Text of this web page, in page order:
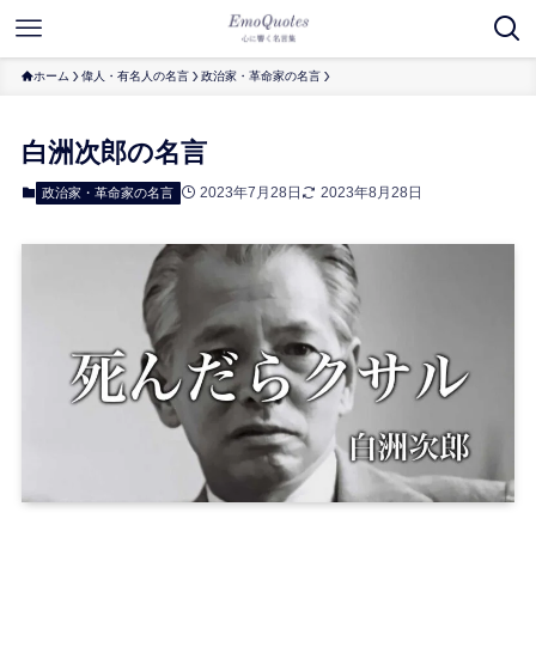
ホーム 偉人・有名人の名言 政治家・革命家の名言
白洲次郎の名言
政治家・革命家の名言 2023年7月28日 2023年8月28日